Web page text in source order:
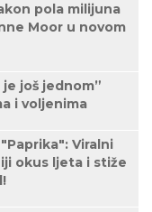
pola milijuna
Moor u novom
još jednom”
i voljenima
Viralni
okus ljeta i stiže